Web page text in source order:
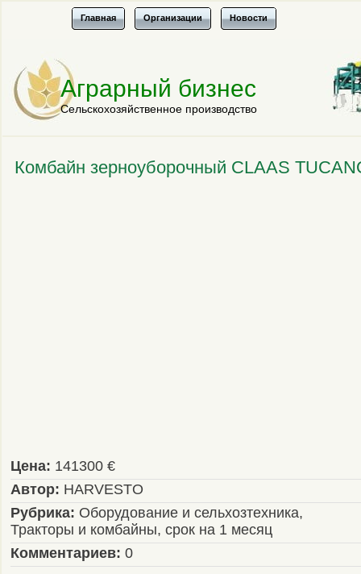
Главная Организации Новости
Аграрный бизнес
Сельскохозяйственное производство
Комбайн зерноуборочный CLAAS
Цена: 141300 €
Автор: HARVESTO
Рубрика: Оборудование и сельхозтехника,
Тракторы и комбайны, срок на 1 месяц
Комментариев: 0